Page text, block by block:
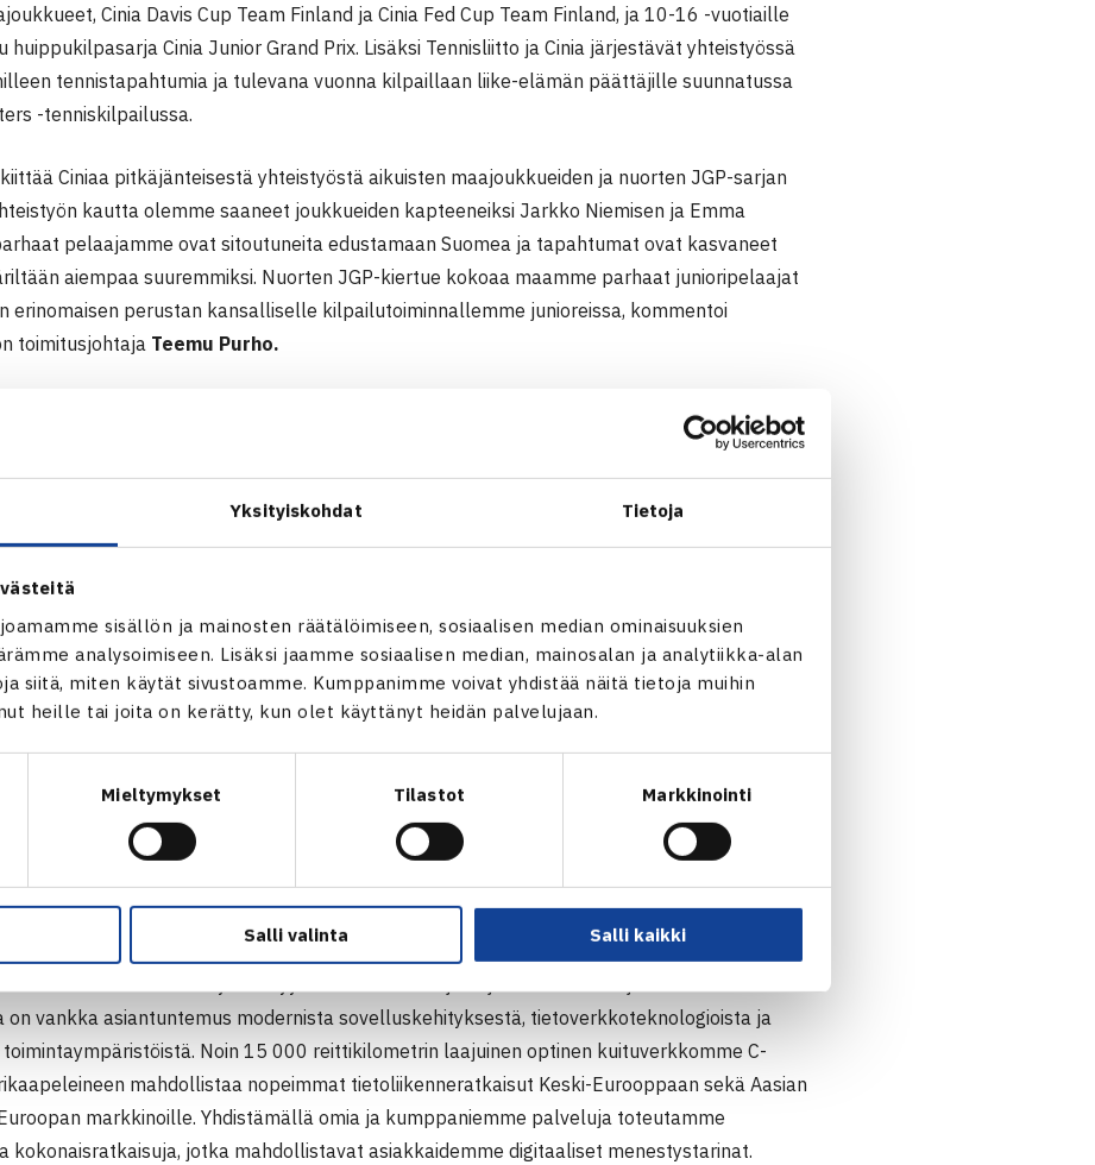
Yksityiskohdat Tietoja
sisällön ja mainosten räätälöimiseen, sosiaalisen median ominaisuuksien
analysoimiseen. Lisäksi jaamme sosiaalisen median, mainosalan ja analytiikka-alan
siitä, miten käytät sivustoamme. Kumppanimme voivat yhdistää näitä tietoja muihin
heille tai joita on kerätty, kun olet käyttänyt heidän palvelujaan.
Mieltymykset Tilastot Markkinointi
Salli valinta Salli kaikki
Cinia Davis Cup Team Finland ja Cinia Fed Cup Team Finland, ja 10-16 -vuotiaille
huippukilpasarja Cinia Junior Grand Prix. Lisäksi Tennisliitto ja Cinia järjestävät yhteistyössä
tennistapahtumia ja tulevana vuonna kilpaillaan liike-elämän päättäjille suunnatussa
-tenniskilpailussa.
Ciniaa pitkäjänteisestä yhteistyöstä aikuisten maajoukkueiden ja nuorten JGP-sarjan
kautta olemme saaneet joukkueiden kapteeneiksi Jarkko Niemisen ja Emma
pelaajamme ovat sitoutuneita edustamaan Suomea ja tapahtumat ovat kasvaneet
aiempaa suuremmiksi. Nuorten JGP-kiertue kokoaa maamme parhaat junioripelaajat
erinomaisen perustan kansalliselle kilpailutoiminnallemme junioreissa, kommentoi
toimitusjohtaja Teemu Purho.
menestystä sekä luomassa elämyksiä tenniksen parissa. Tennistä ja Ciniaa
monet yhteiset arvot kuten muun muassa pyrkimys huippusuorituksiin päivästä toiseen sekä
kertoo Cinian toimitusjohtaja Ari-Jussi Knaapila.
Cinia JGP -osakilpailusarja alkaa puolestaan 18.-20.1.2020.
toimitusjohtaja, Suomen Tennisliitto
+358 40 523 1797
henkilöstö- ja viestintäjohtaja, Cinia Oy
on vankka asiantuntemus modernista sovelluskehityksestä, tietoverkkoteknologioista ja
Noin 15 000 reittikilometrin laajuinen optinen kuituverkkomme C-
mahdollistaa nopeimmat tietoliikenneratkaisut Keski-Eurooppaan sekä Aasian
markkinoille. Yhdistämällä omia ja kumppaniemme palveluja toteutamme
kokonaisratkaisuja, jotka mahdollistavat asiakkaidemme digitaaliset menestystarinat.